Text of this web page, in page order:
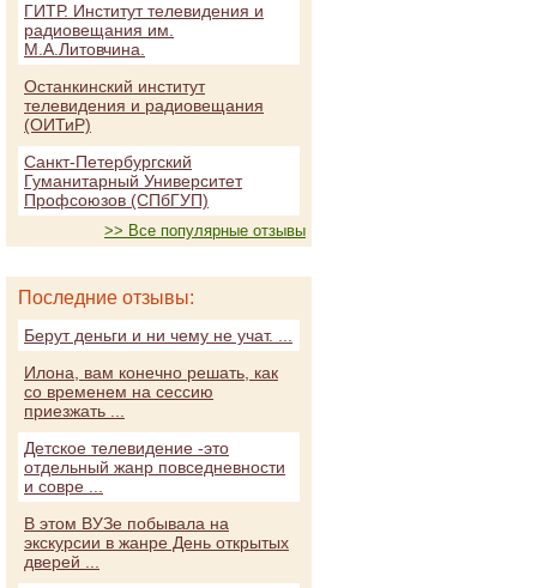
ГИТР. Институт телевидения и
радиовещания им.
М.А.Литовчина.
Останкинский институт
телевидения и радиовещания
(ОИТиР)
Санкт-Петербургский
Гуманитарный Университет
Профсоюзов (СПбГУП)
>> Все популярные отзывы
Последние отзывы:
Берут деньги и ни чему не учат. ...
Илона, вам конечно решать, как
со временем на сессию
приезжать ...
Детское телевидение -это
отдельный жанр повседневности
и совре ...
В этом ВУЗе побывала на
экскурсии в жанре День открытых
дверей ...